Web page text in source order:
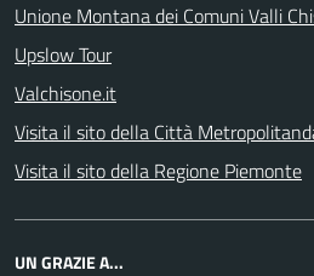
Unione Montana dei Comuni Valli
Upslow Tour
Valchisone.it
Visita il sito della Città
Visita il sito della Regione Piemonte
UN GRAZIE A...